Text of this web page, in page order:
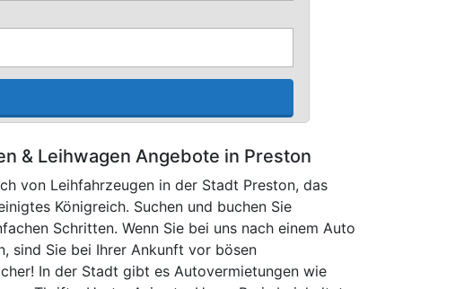
& Leihwagen Angebote in Preston
von Leihfahrzeugen in der Stadt Preston, das
Königreich. Suchen und buchen Sie
Schritten. Wenn Sie bei uns nach einem Auto
sind Sie bei Ihrer Ankunft vor bösen
In der Stadt gibt es Autovermietungen wie